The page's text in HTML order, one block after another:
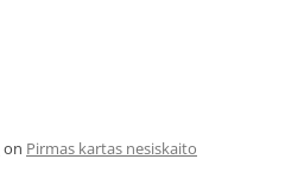
on Pirmas kartas nesiskaito